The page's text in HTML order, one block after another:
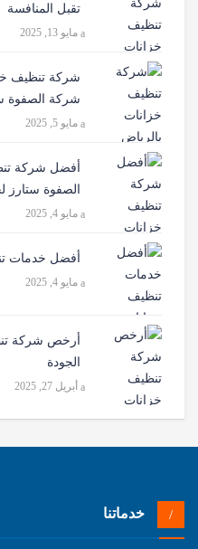
تقبل المنافسة
مايو 13, 2025
شركة تنظيف
شركة الصفوة
مايو 5, 2025
أفضل شركة
الصفوة ستارز
مايو 4, 2025
أفضل خدمات
مايو 4, 2025
أرخص شركة
الجودة
أبريل 27, 2025
خدماتنا